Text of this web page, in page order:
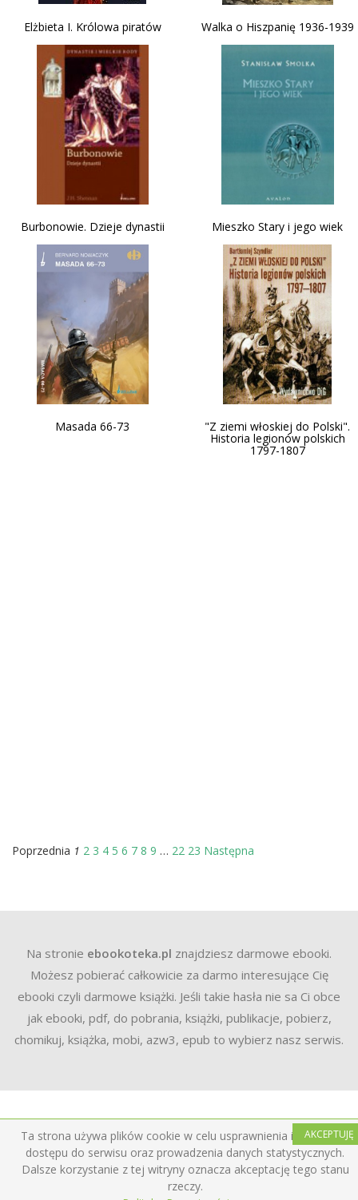
Ta strona używa plików cookie w celu usprawnienia i ułatwienia
dostępu do serwisu oraz prowadzenia danych statystycznych.
Dalsze korzystanie z tej witryny oznacza akceptację tego stanu
rzeczy.
AKCEPTUJĘ
Elżbieta I. Królowa piratów Walka o Hiszpanię 1936-1939
Burbonowie. Dzieje dynastii Mieszko Stary i jego wiek
Masada 66-73 "Z ziemi włoskiej do Polski".
Historia legionów polskich
1797-1807
Poprzednia 1 2 3 4 5 6 7 8 9 … 22 23 Następna
Na stronie ebookoteka.pl znajdziesz darmowe ebooki.
Możesz pobierać całkowicie za darmo interesujące Cię
ebooki czyli darmowe książki. Jeśli takie hasła nie sa Ci obce
jak ebooki, pdf, do pobrania, książki, publikacje, pobierz,
chomikuj, książka, mobi, azw3, epub to wybierz nasz serwis.